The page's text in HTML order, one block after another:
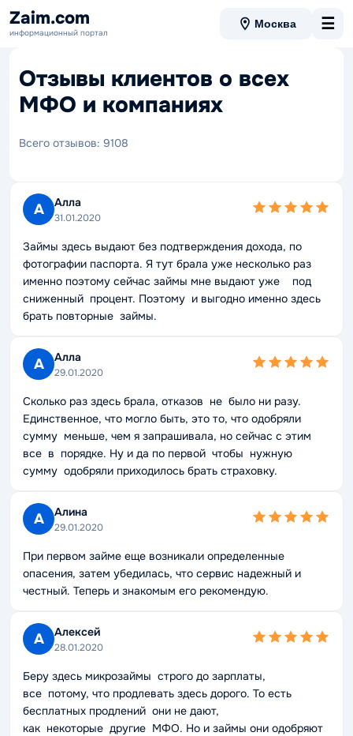
Zaim.com
информационный портал
Москва ☰
Отзывы клиентов о всех
МФО и компаниях
Всего отзывов: 9108
А Алла
31.01.2020
Займы здесь выдают без подтверждения дохода, по
фотографии паспорта. Я тут брала уже несколько раз
именно поэтому сейчас займы мне выдают уже под
сниженный процент. Поэтому и выгодно именно здесь
брать повторные займы.
А Алла
29.01.2020
Сколько раз здесь брала, отказов не было ни разу.
Единственное, что могло быть, это то, что одобряли
сумму меньше, чем я запрашивала, но сейчас с этим
все в порядке. Ну и да по первой чтобы нужную
сумму одобряли приходилось брать страховку.
А Алина
29.01.2020
При первом займе еще возникали определенные
опасения, затем убедилась, что сервис надежный и
честный. Теперь и знакомым его рекомендую.
А Алексей
28.01.2020
Беру здесь микрозаймы строго до зарплаты,
все потому, что продлевать здесь дорого. То есть
бесплатных продлений они не дают,
как некоторые другие МФО. Но и займы они одобряют